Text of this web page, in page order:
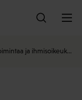
ja ihmisoikeuk…